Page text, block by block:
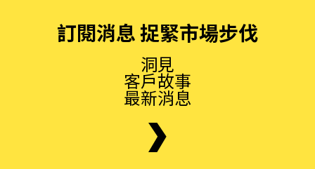
訂閱消息 捉緊市場步伐
洞見
客戶故事
最新消息